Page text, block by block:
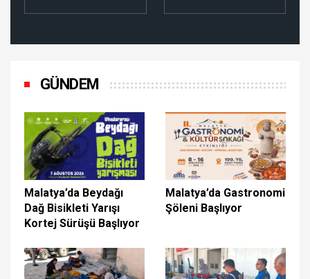
GÜNDEM
Malatya’da Beydağı
Dağ Bisikleti Yarışı
Kortej Sürüşü Başlıyor
Malatya’da Gastronomi
Şöleni Başlıyor